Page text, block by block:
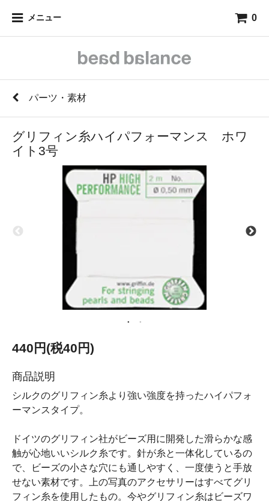
メニュー 0
パーツ・素材
グリフィン糸ハイパフォーマンス ホワ
イト3号
440円(税40円)
商品説明
シルクのグリフィン糸より強い強度を持ったハイパフォ
ーマンスタイプ。
ドイツのグリフィン社がビーズ用に開発した滑らかな感
触が心地いいシルク糸です。針が糸と一体化しているの
で、ビーズの小さな穴にも通しやすく、一度使うと手放
せない素材です。上の写真のアクセサリーはすべてグリ
フィン糸を使用したもの。今やグリフィン糸はビーズワ